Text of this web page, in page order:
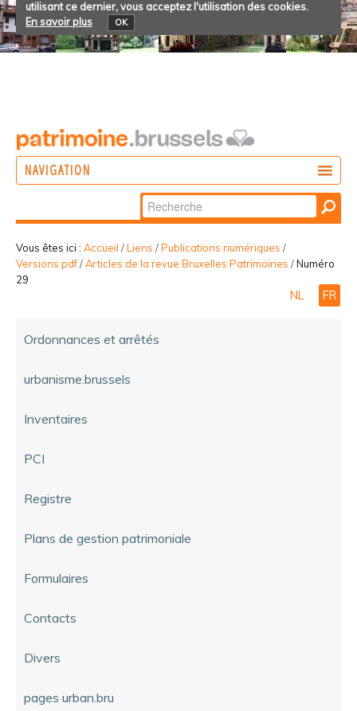
utilisant ce dernier, vous acceptez l'utilisation des cookies.
En savoir plus
OK
NAVIGATION
PARTICIPER
Chercher par
Recherche
avancée…
Vous êtes ici : Accueil /Liens /Publications numériques /
Versions pdf/Articles de la revue Bruxelles Patrimoines /Numéro
29
NL FR
Ordonnances et arrêtés
urbanisme.brussels
Inventaires
PCI
Registre
Plans de gestion patrimoniale
Formulaires
Contacts
Divers
pages urban.bru